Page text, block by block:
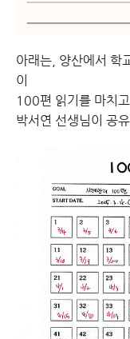
아래는, 양산에서 학
이
100편 읽기를 마치
박서연 선생님이 공